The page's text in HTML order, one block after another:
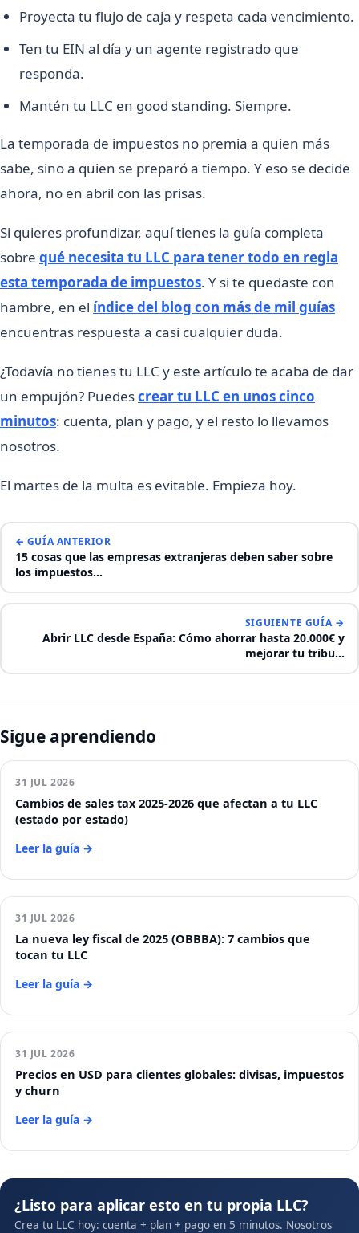
Proyecta tu flujo de caja y respeta cada vencimiento.
Ten tu EIN al día y un agente registrado que
responda.
Mantén tu LLC en good standing. Siempre.
La temporada de impuestos no premia a quien más
sabe, sino a quien se preparó a tiempo. Y eso se decide
ahora, no en abril con las prisas.
Si quieres profundizar, aquí tienes la guía completa
sobre qué necesita tu LLC para tener todo en regla
esta temporada de impuestos. Y si te quedaste con
hambre, en el índice del blog con más de mil guías
encuentras respuesta a casi cualquier duda.
¿Todavía no tienes tu LLC y este artículo te acaba de dar
un empujón? Puedescrear tu LLC en unos cinco
minutos: cuenta, plan y pago, y el resto lo llevamos
nosotros.
El martes de la multa es evitable. Empieza hoy.
← GUÍA ANTERIOR
15 cosas que las empresas extranjeras deben saber sobre
los impuestos…
SIGUIENTE GUÍA →
Abrir LLC desde España: Cómo ahorrar hasta 20.000€ y
mejorar tu tribu…
Sigue aprendiendo
31 JUL 2026
Cambios de sales tax 2025-2026 que afectan a tu LLC
(estado por estado)
Leer la guía →
31 JUL 2026
La nueva ley fiscal de 2025 (OBBBA): 7 cambios que
tocan tu LLC
Leer la guía →
31 JUL 2026
Precios en USD para clientes globales: divisas, impuestos
y churn
Leer la guía →
¿Listo para aplicar esto en tu propia LLC?
Crea tu LLC hoy: cuenta + plan + pago en 5 minutos. Nosotros